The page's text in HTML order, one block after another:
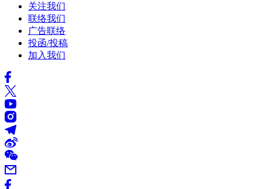
关注我们
联络我们
广告联络
投函/投稿
加入我们